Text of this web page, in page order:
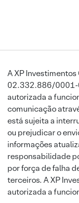
A XP Investimentos
02.332.886/0001-
autorizada a
comunicação
está sujeita a
ou prejudicar o
informações
responsabilidade
por força de falha
terceiros. A XP
autorizada a